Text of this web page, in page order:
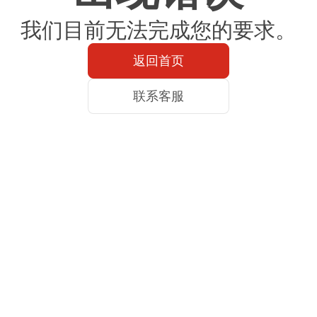
我们目前无法完成您的要求。
返回首页
联系客服